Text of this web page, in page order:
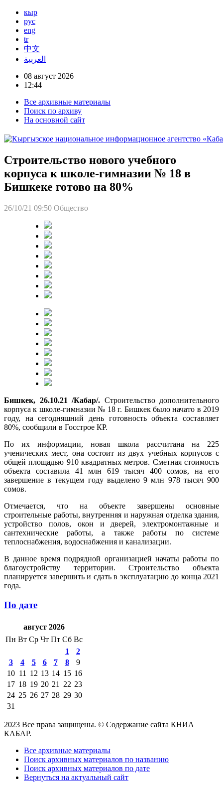
кыр
рус
eng
tr
中文
العربية
08 август 2026
12:44
Все архивные материалы
Поиск по архиву
На основной сайт
Строительство нового учебного
корпуса к школе-гимназии № 18 в
Бишкеке готово на 80%
26/10/21 09:50 Общество
Бишкек, 26.10.21 /Кабар/. Строительство дополнительного
корпуса к школе-гимназии № 18 г. Бишкек было начато в 2019
году, на сегодняшний день готовность объекта составляет
80%, сообщили в Госстрое КР.
По их информации, новая школа рассчитана на 225
ученических мест, она состоит из двух учебных корпусов с
общей площадью 910 квадратных метров. Сметная стоимость
объекта составила 41 млн 619 тысяч 400 сомов, на его
завершение в текущем году выделено 9 млн 978 тысяч 900
сомов.
Отмечается, что на объекте завершены основные
строительные работы, внутренняя и наружная отделка здания,
устройство полов, окон и дверей, электромонтажные и
сантехнические работы, а также работы по системе
теплоснабжения, водоснабжения и канализации.
В данное время подрядной организацией начаты работы по
благоустройству территории. Строительство объекта
планируется завершить и сдать в эксплуатацию до конца 2021
года.
По дате
август 2026
Пн Вт Ср Чт Пт Сб Вс
1
2
3
4 5 6 7 8
9
10 11 12 13 14 15 16
17 18 19 20 21 22 23
24 25 26 27 28 29 30
31
2023 Все права защищены. © Содержание сайта КНИА
КАБАР.
Все архивные материалы
Поиск архивных материалов по названию
Поиск архивных материалов по дате
Вернуться на актуальный сайт